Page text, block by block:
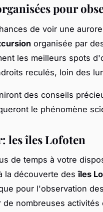
pour
de voir une
organisée par
les meilleurs spots
reculés, loin des
des conseils
le phénomène
les îles Lofoten
de temps à votre
la découverte desîles
pour l'observation
nombreuses